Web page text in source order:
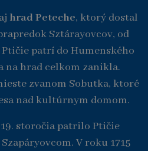
hrad Peteche, ktorý dostal
Sztárayovcov, od
patrí do Humenského
na hrad celkom zanikla.
zvanom Sobutka, ktoré
nad kultúrnym domom.
storočia patrilo Ptičie
V roku 1715